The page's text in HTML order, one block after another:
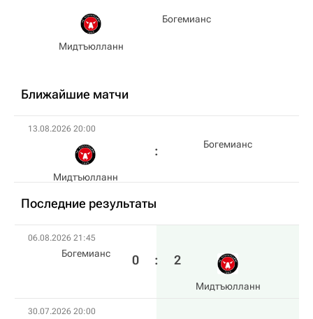
Мидтъюлланн
Богемианс
Ближайшие матчи
13.08.2026 20:00
Мидтъюлланн
Богемианс
Последние результаты
06.08.2026 21:45
Богемианс 0 : 2
Мидтъюлланн
30.07.2026 20:00